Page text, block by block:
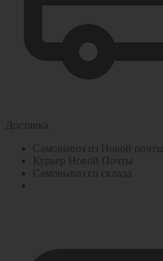
Доставка
Самовывоз из Новой почты
Курьер Новой Почты
Самовывоз со склада